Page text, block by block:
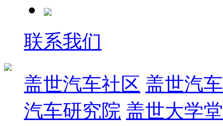
联系我们
盖世汽车社区 盖世汽
汽车研究院 盖世大学堂